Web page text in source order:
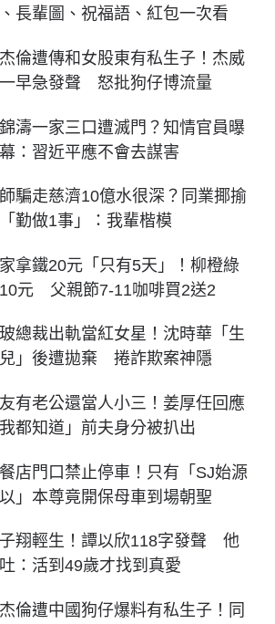
長輩圖、祝福語、紅包一次看
倫遭傳和女股東有私生子！杰威
早急發聲 怒批狗仔博流量
濤一家三口遭滅門？知情官員曝
：習近平應不會去謀害
騙走慈濟10億水很深？同業揶揄
勤做1事」：我輩楷模
拿鐵20元「只有5天」！柳橙綠
元 父親節7-11咖啡買2送2
總裁出軌當紅女星！沈時華「生
」後遭拋棄 捲詐欺案神隱
有老公還當人小三！姜厚任回應
我都知道」前夫身分被扒出
店門口禁止停車！只有「SJ始源
」本尊竟開保母車到場朝聖
翔輕生！譚以欣118字發聲 他
：活到49歲才找到真愛
倫遭中國狗仔爆料有私生子！同